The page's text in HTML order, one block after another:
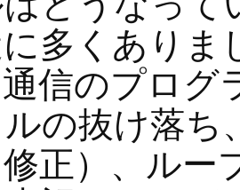
多くありま
通信のプロ
の抜け落ち
正）、ルー